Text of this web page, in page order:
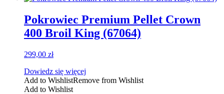
Pokrowiec Premium Pellet Crown
400 Broil King (67064)
299,00 zł
Dowiedz się więcej
Add to WishlistRemove from Wishlist
Add to Wishlist